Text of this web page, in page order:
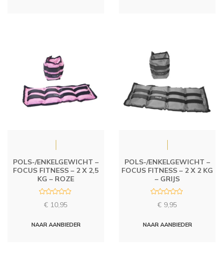
POLS-/ENKELGEWICHT –
FOCUS FITNESS – 2 X 2,5
KG – ROZE
d
€ 10,95
NAAR AANBIEDER
POLS-/ENKELGEWICHT –
FOCUS FITNESS – 2 X 2 KG
– GRIJS
d
€ 9,95
NAAR AANBIEDER